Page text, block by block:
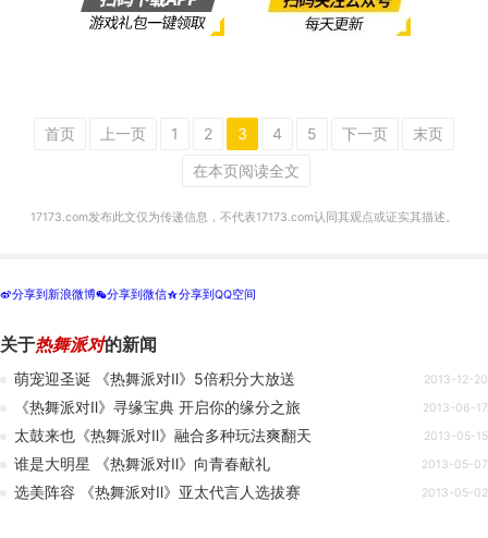
首页 上一页 1 2 3 4 5 下一页
末页
在本页阅读全文
17173.com发布此文仅为传递信息，不代表17173.com认同其观点或证实其描述。
t分享到新浪微博w分享到微信z分享到QQ空间
关于热舞派对的新闻
萌宠迎圣诞 《热舞派对Ⅱ》5倍积分大放送 2013-12-20
《热舞派对Ⅱ》寻缘宝典 开启你的缘分之旅 2013-06-17
太鼓来也《热舞派对Ⅱ》融合多种玩法爽翻天 2013-05-15
谁是大明星 《热舞派对Ⅱ》向青春献礼 2013-05-07
选美阵容 《热舞派对Ⅱ》亚太代言人选拔赛 2013-05-02